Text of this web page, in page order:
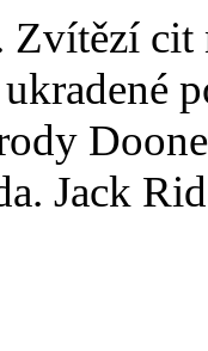
Zvítězí cit
Jack